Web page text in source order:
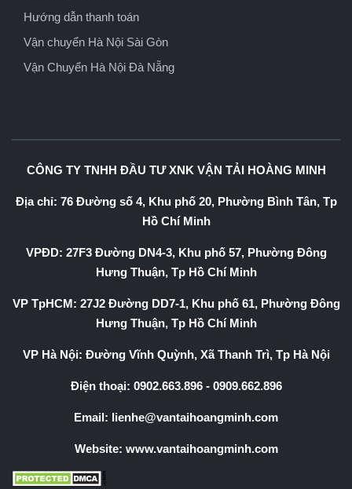
Hướng dẫn thanh toán
Vận chuyển Hà Nội Sài Gòn
Vận Chuyển Hà Nội Đà Nẵng
CÔNG TY TNHH ĐẦU TƯ XNK VẬN TẢI HOÀNG MINH
Địa chỉ: 76 Đường số 4, Khu phố 20, Phường Bình Tân, Tp
Hồ Chí Minh
VPĐD: 27F3 Đường DN4-3, Khu phố 57, Phường Đông
Hưng Thuận, Tp Hồ Chí Minh
VP TpHCM: 27J2 Đường DD7-1, Khu phố 61, Phường Đông
Hưng Thuận, Tp Hồ Chí Minh
VP Hà Nội: Đường Vĩnh Quỳnh, Xã Thanh Trì, Tp Hà Nội
Điện thoại: 0902.663.896- 0909.662.896
Email: lienhe@vantaihoangminh.com
Website: www.vantaihoangminh.com